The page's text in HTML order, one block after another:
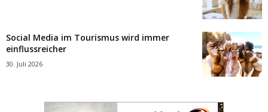
Social Media im Tourismus wird immer
einflussreicher
30. Juli 2026